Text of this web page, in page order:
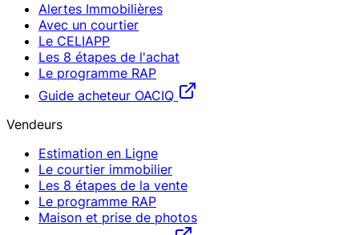
Alertes Immobilières
Avec un courtier
Le CELIAPP
Les 8 étapes de l'achat
Le programme RAP
Guide acheteur OACIQ
Vendeurs
Estimation en Ligne
Le courtier immobilier
Les 8 étapes de la vente
Le programme RAP
Maison et prise de photos